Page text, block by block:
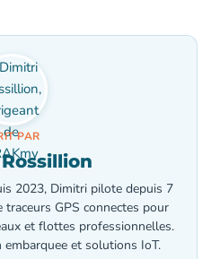
PAR
2023, Dimitri pilote depuis 7
traceurs GPS connectes pour
et flottes professionnelles.
et solutions IoT.